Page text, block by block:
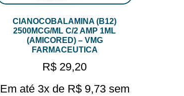
CIANOCOBALAMINA (B12)
2500MCG/ML C/2 AMP 1ML
(AMICORED) – VMG
FARMACEUTICA
R$ 29,20
Em até 3x de R$9,73 sem